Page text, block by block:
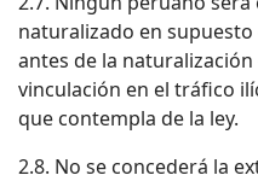
naturalizado en
antes de la
vinculación en el tráfico
que contempla de la ley.
2.8. No se concederá la